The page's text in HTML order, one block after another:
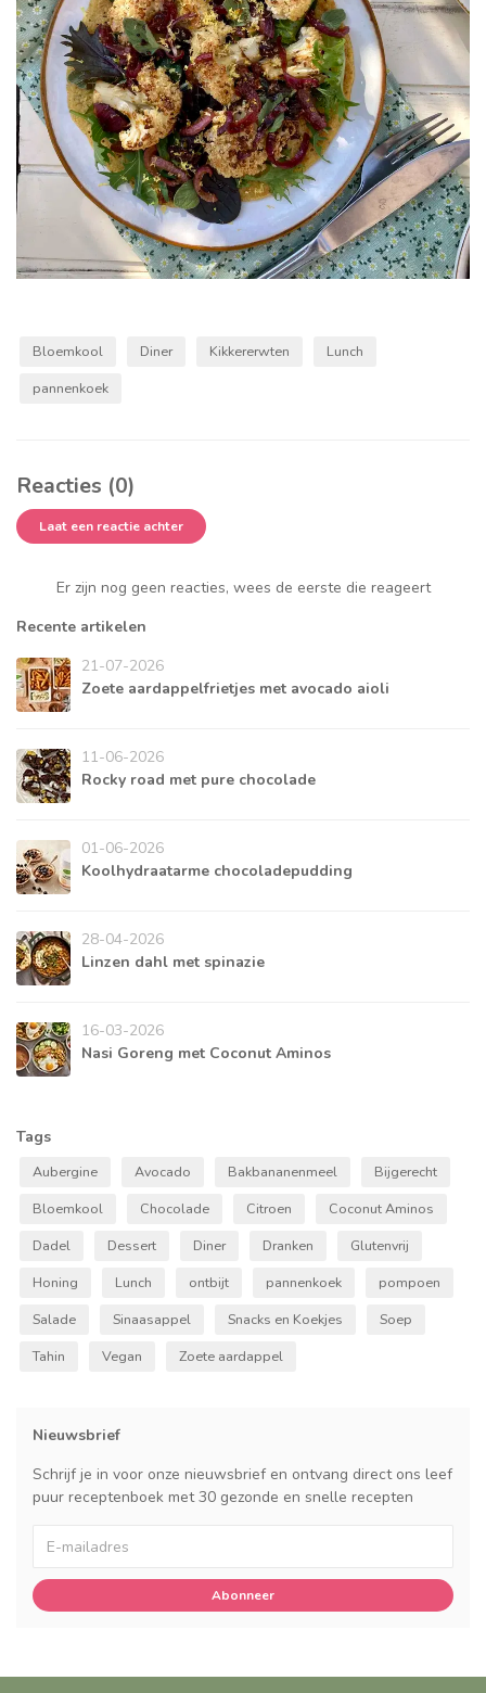
Bloemkool Diner Kikkererwten
Lunch
pannenkoek
Reacties (0)
Laat een reactie achter
Er zijn nog geen reacties, wees de eerste die reageert
Recente artikelen
21-07-2026
Zoete aardappelfrietjes met avocado aioli
11-06-2026
Rocky road met pure chocolade
01-06-2026
Koolhydraatarme chocoladepudding
28-04-2026
Linzen dahl met spinazie
16-03-2026
Nasi Goreng met Coconut Aminos
Tags
Aubergine Avocado Bakbananenmeel
Bijgerecht
Bloemkool
Chocolade Citroen
Coconut Aminos
Dadel
Dessert Diner Dranken
Glutenvrij
Honing
Lunch ontbijt pannenkoek
pompoen
Salade
Sinaasappel Snacks en Koekjes
Soep
Tahin
Vegan Zoete aardappel
Nieuwsbrief
Schrijf je in voor onze nieuwsbrief en ontvang direct ons leef
puur receptenboek met 30 gezonde en snelle recepten
Abonneer